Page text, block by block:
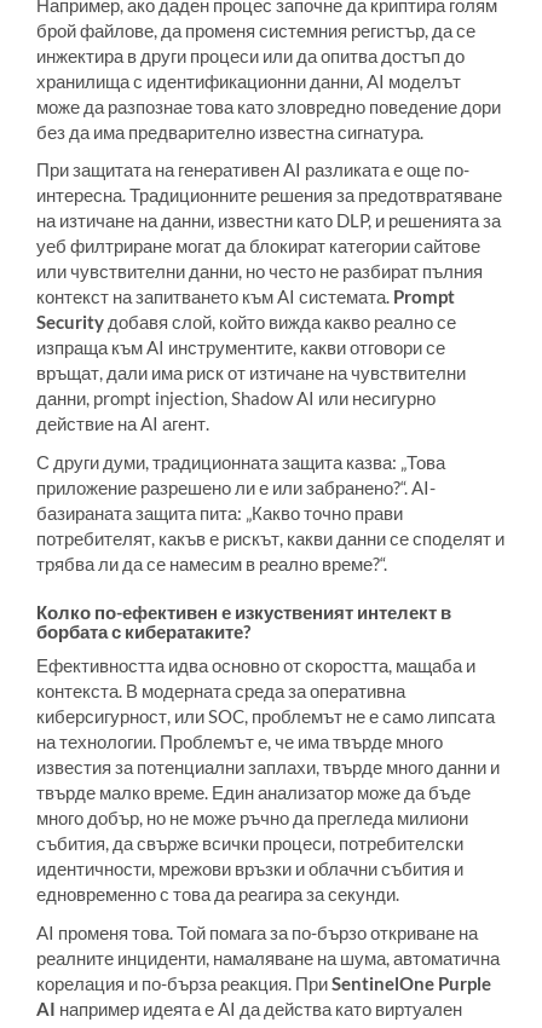
брой файлове, да променя системния регистър, да се
инжектира в други процеси или да опитва достъп до
хранилища с идентификационни данни, AI моделът
може да разпознае това като зловредно поведение дори
без да има предварително известна сигнатура.
При защитата на генеративен AI разликата е още по-
интересна. Традиционните решения за предотвратяване
на изтичане на данни, известни като DLP, и решенията за
уеб филтриране могат да блокират категории сайтове
или чувствителни данни, но често не разбират пълния
контекст на запитването към AI системата. Prompt
Security добавя слой, който вижда какво реално се
изпраща към AI инструментите, какви отговори се
връщат, дали има риск от изтичане на чувствителни
данни, prompt injection, Shadow AI или несигурно
действие на AI агент.
С други думи, традиционната защита казва: „Това
приложение разрешено ли е или забранено?“. AI-
базираната защита пита: „Какво точно прави
потребителят, какъв е рискът, какви данни се споделят и
трябва ли да се намесим в реално време?“.
Колко по-ефективен е изкуственият интелект в
борбата с кибератаките?
Ефективността идва основно от скоростта, мащаба и
контекста. В модерната среда за оперативна
киберсигурност, или SOC, проблемът не е само липсата
на технологии. Проблемът е, че има твърде много
известия за потенциални заплахи, твърде много данни и
твърде малко време. Един анализатор може да бъде
много добър, но не може ръчно да прегледа милиони
събития, да свърже всички процеси, потребителски
идентичности, мрежови връзки и облачни събития и
едновременно с това да реагира за секунди.
AI променя това. Той помага за по-бързо откриване на
реалните инциденти, намаляване на шума, автоматична
корелация и по-бърза реакция. ПриSentinelOne Purple
AI например идеята е AI да действа като виртуален